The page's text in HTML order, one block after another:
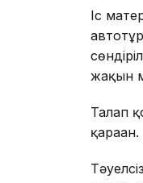
Іс
жақын
Талап
қараған.